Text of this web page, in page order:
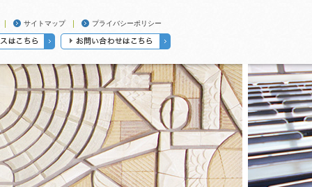
サイトマップ プライバシーポリシー